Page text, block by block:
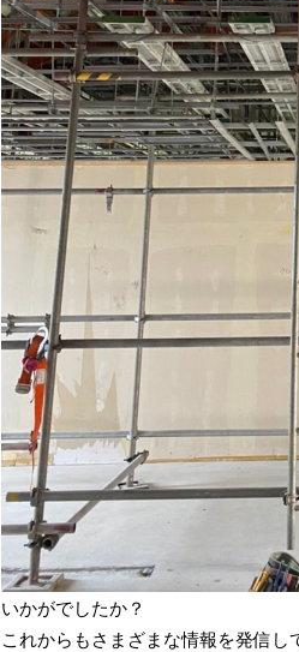
いかがでしたか？
これからもさまざまな情報を発信し